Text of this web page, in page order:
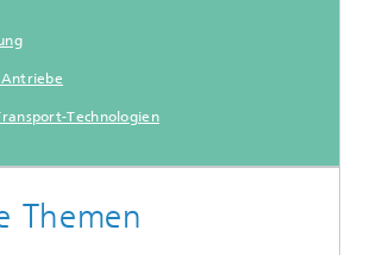
Technologien
Themen